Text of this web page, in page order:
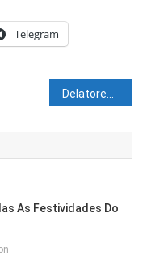
Telegram
Delatores da Lava Jato querem anular acordos e receber dinheiro de volta
As Festividades Do